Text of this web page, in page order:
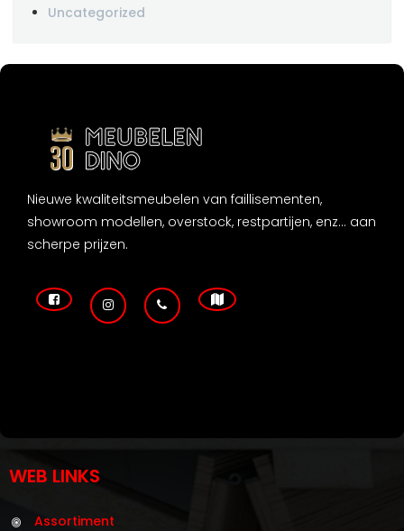
Uncategorized
Nieuwe kwaliteitsmeubelen van faillisementen,
showroom modellen, overstock, restpartijen, enz... aan
scherpe prijzen.
WEB LINKS
Assortiment